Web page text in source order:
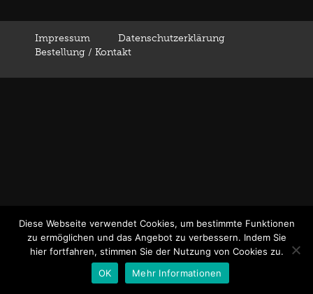
Impressum
Datenschutzerklärung
Bestellung / Kontakt
Diese Webseite verwendet Cookies, um bestimmte Funktionen
zu ermöglichen und das Angebot zu verbessern. Indem Sie
hier fortfahren, stimmen Sie der Nutzung von Cookies zu.
OK
Mehr Informationen